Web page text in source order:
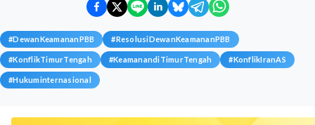
#DewanKeamananPBB #ResolusiDewanKeamananPBB
#KonflikTimurTengah #KeamanandiTimurTengah #KonflikIranAS
#Hukuminternasional